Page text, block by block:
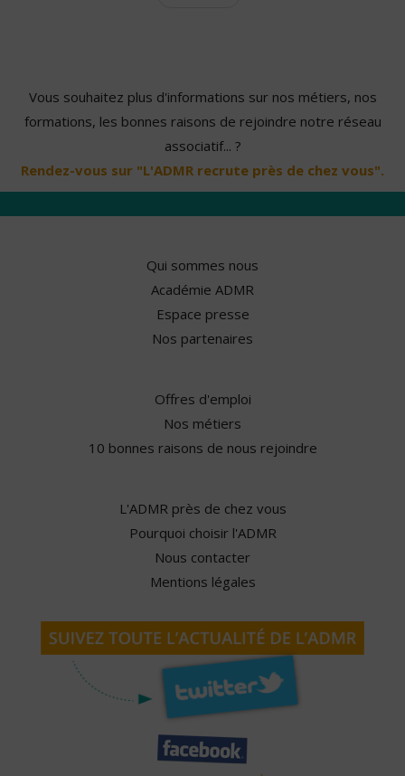
Vous souhaitez plus d'informations sur nos métiers, nos
formations, les bonnes raisons de rejoindre notre réseau
associatif... ?
Rendez-vous sur "L'ADMR recrute près de chez vous".
Qui sommes nous
Académie ADMR
Espace presse
Nos partenaires
Offres d'emploi
Nos métiers
10 bonnes raisons de nous rejoindre
L'ADMR près de chez vous
Pourquoi choisir l'ADMR
Nous contacter
Mentions légales